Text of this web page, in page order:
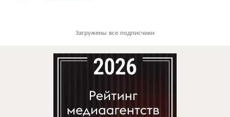
Загружены все подписчики